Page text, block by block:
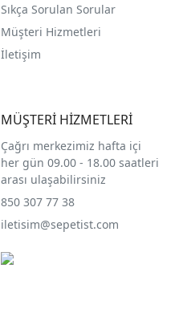
Sıkça Sorulan Sorular
Müşteri Hizmetleri
İletişim
MÜŞTERİ HİZMETLERİ
Çağrı merkezimiz hafta içi
her gün 09.00 - 18.00 saatleri
arası ulaşabilirsiniz
850 307 77 38
iletisim@sepetist.com